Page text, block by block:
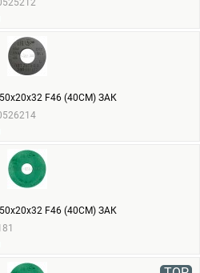
F46 (40СМ) ЗАК
F46 (40СМ) ЗАК